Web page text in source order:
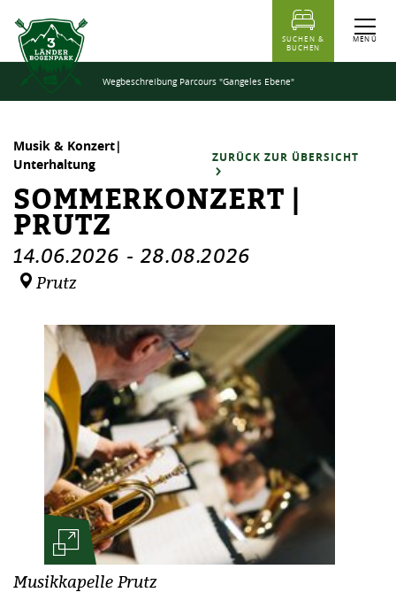
MENÜ
SUCHEN &
BUCHEN
Wegbeschreibung Parcours "Gangeles Ebene"
Musik & Konzert|
Unterhaltung
ZURÜCK ZUR ÜBERSICHT
SOMMERKONZERT |
PRUTZ
14.06.2026 - 28.08.2026
Prutz
Musikkapelle Prutz